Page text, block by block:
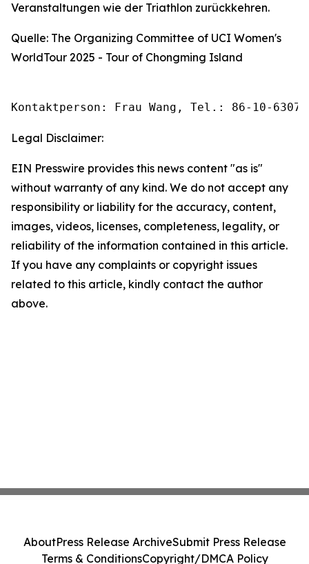
Veranstaltungen wie der Triathlon zurückkehren.
Quelle: The Organizing Committee of UCI Women's
WorldTour 2025 - Tour of Chongming Island
Kontaktperson: Frau Wang, Tel.: 86-10-
Legal Disclaimer:
EIN Presswire provides this news content "as is"
without warranty of any kind. We do not accept any
responsibility or liability for the accuracy, content,
images, videos, licenses, completeness, legality, or
reliability of the information contained in this article.
If you have any complaints or copyright issues
related to this article, kindly contact the author
above.
AboutPress Release ArchiveSubmit Press Release
Terms & ConditionsCopyright/DMCA Policy